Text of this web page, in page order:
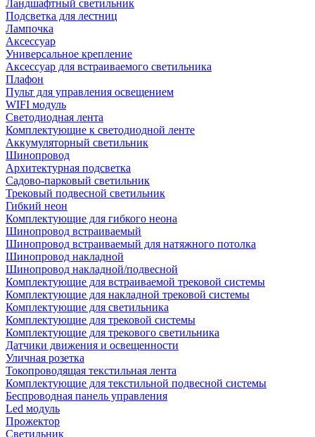
Ландшафтный светильник
Подсветка для лестниц
Лампочка
Аксессуар
Универсальное крепление
Аксессуар для встраиваемого светильника
Плафон
Пульт для управления освещением
WIFI модуль
Светодиодная лента
Комплектующие к светодиодной ленте
Аккумуляторный светильник
Шинопровод
Архитектурная подсветка
Садово-парковый светильник
Трековый подвесной светильник
Гибкий неон
Комплектующие для гибкого неона
Шинопровод встраиваемый
Шинопровод встраиваемый для натяжного потолка
Шинопровод накладной
Шинопровод накладной/подвесной
Комплектующие для встраиваемой трековой системы
Комплектующие для накладной трековой системы
Комплектующие для светильника
Комплектующие для трековой системы
Комплектующие для трекового светильника
Датчики движения и освещенности
Уличная розетка
Токопроводящая текстильная лента
Комплектующие для текстильной подвесной системы
Беспроводная панель управления
Led модуль
Прожектор
Светильник